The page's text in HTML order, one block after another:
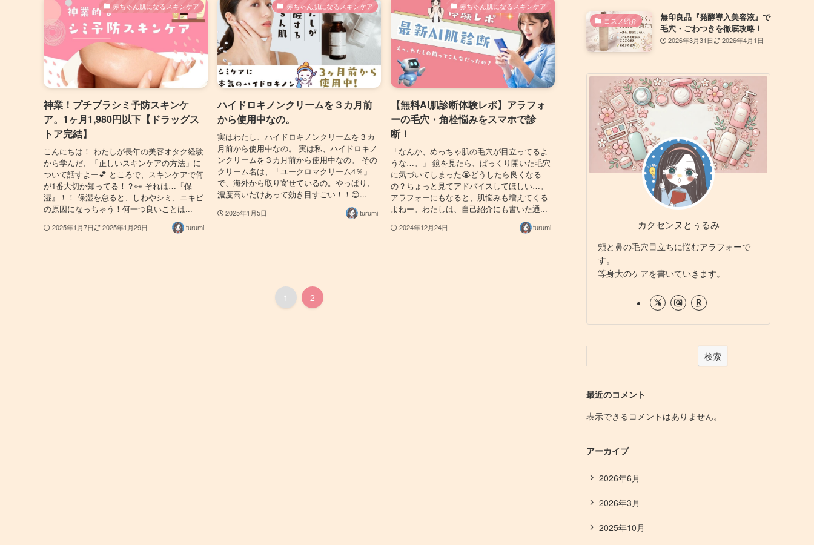
赤ちゃん肌になるスキンケア
神業！プチプラシミ予防スキンケ
ア。1ヶ月1,980円以下【ドラッグス
トア完結】
こんにちは！ わたしが長年の美容オタク経験
から学んだ、「正しいスキンケアの方法」に
ついて話すよー💕 ところで、スキンケアで何
が1番大切か知ってる！？👀 それは…『保
湿』！！ 保湿を怠ると、しわやシミ、ニキビ
の原因になっちゃう！何一つ良いことは...
2025年1月7日 2025年1月29日 turumi
赤ちゃん肌になるスキンケア
ハイドロキノンクリームを３カ月前
から使用中なの。
実はわたし、ハイドロキノンクリームを３カ
月前から使用中なの。 実は私、ハイドロキノ
ンクリームを３カ月前から使用中なの。 その
クリーム名は、「ユークロマクリーム4％」
で、海外から取り寄せているの。やっぱり、
濃度高いだけあって効き目すごい！！😌...
2025年1月5日 turumi
赤ちゃん肌になるスキンケア
【無料AI肌診断体験レポ】アラフォ
ーの毛穴・角栓悩みをスマホで診
断！
「なんか、めっちゃ肌の毛穴が目立ってるよ
うな…。」 鏡を見たら、ぱっくり開いた毛穴
に気づいてしまった😭どうしたら良くなる
の？ちょっと見てアドバイスしてほしい…。
アラフォーにもなると、肌悩みも増えてくる
よねー。わたしは、自己紹介にも書いた通...
2024年12月24日 turumi
1 2
コスメ紹介
無印良品『発酵導入美容液』で
毛穴・ごわつきを徹底攻略！
2026年3月31日 2026年4月1日
カクセンヌとぅるみ
頬と鼻の毛穴目立ちに悩むアラフォーで
す。
等身大のケアを書いていきます。
検索
最近のコメント
表示できるコメントはありません。
アーカイブ
2026年6月
2026年3月
2025年10月